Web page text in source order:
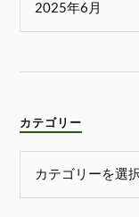
カテゴリー